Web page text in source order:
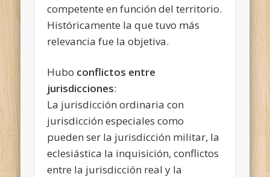
competente en función del territorio.
Históricamente la que tuvo más
relevancia fue la objetiva.
Hubo conflictos entre
jurisdicciones:
La jurisdicción ordinaria con
jurisdicción especiales como
pueden ser la jurisdicción militar, la
eclesiástica la inquisición, conflictos
entre la jurisdicción real y la